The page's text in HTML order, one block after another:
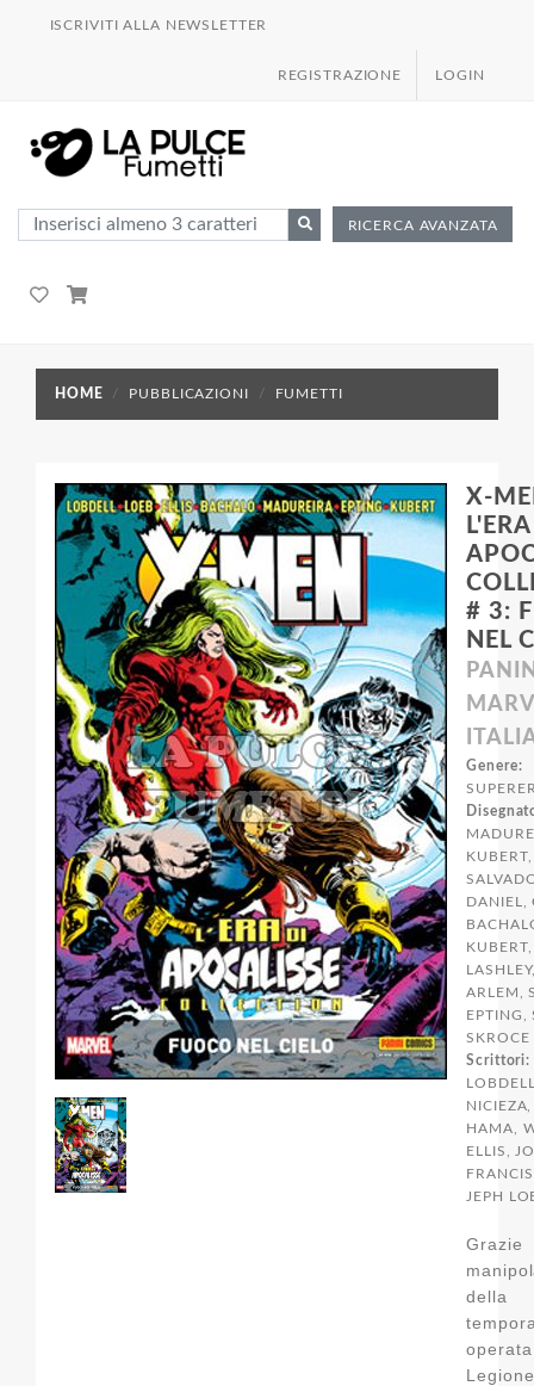
ISCRIVITI ALLA NEWSLETTER
REGISTRAZIONE LOGIN
RICERCA AVANZATA
HOME PUBBLICAZIONI FUMETTI
X-
# 3:
NEL
Genere:
DANIEL,
ARLEM,
EPTING,
SKROCE
Scrittori:
HAMA,
ELLIS,
JEPH